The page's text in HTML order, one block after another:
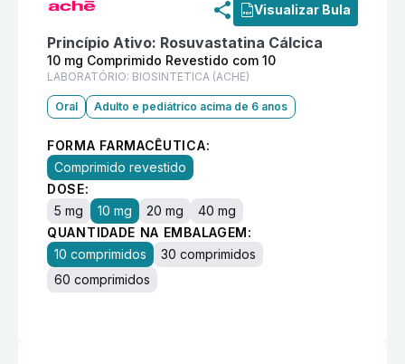
Visualizar Bula
Princípio Ativo: Rosuvastatina Cálcica
10 mg Comprimido Revestido com 10
LABORATÓRIO: BIOSINTETICA (ACHE)
Oral Adulto e pediátrico acima de 6 anos
FORMA FARMACÊUTICA:
Comprimido revestido
DOSE:
5 mg
10 mg 20 mg
40 mg
QUANTIDADE NA EMBALAGEM:
10 comprimidos
30 comprimidos
60 comprimidos